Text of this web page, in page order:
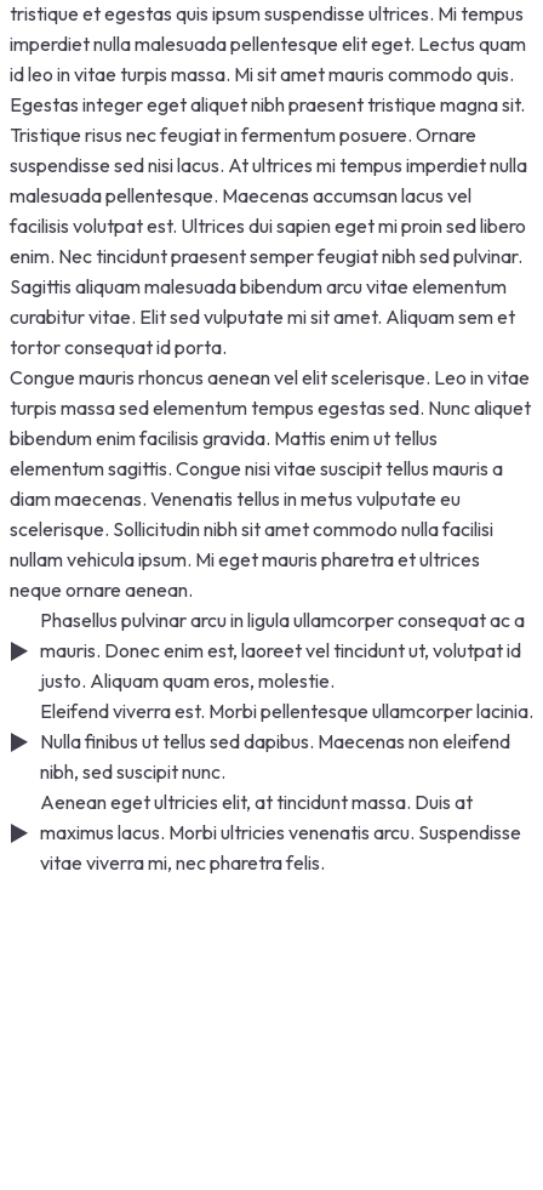
tristique et egestas quis ipsum suspendisse ultrices. Mi tempus
imperdiet nulla malesuada pellentesque elit eget. Lectus quam
id leo in vitae turpis massa. Mi sit amet mauris commodo quis.
Egestas integer eget aliquet nibh praesent tristique magna sit.
Tristique risus nec feugiat in fermentum posuere. Ornare
suspendisse sed nisi lacus. At ultrices mi tempus imperdiet nulla
malesuada pellentesque. Maecenas accumsan lacus vel
facilisis volutpat est. Ultrices dui sapien eget mi proin sed libero
enim. Nec tincidunt praesent semper feugiat nibh sed pulvinar.
Sagittis aliquam malesuada bibendum arcu vitae elementum
curabitur vitae. Elit sed vulputate mi sit amet. Aliquam sem et
tortor consequat id porta.
Congue mauris rhoncus aenean vel elit scelerisque. Leo in vitae
turpis massa sed elementum tempus egestas sed. Nunc aliquet
bibendum enim facilisis gravida. Mattis enim ut tellus
elementum sagittis. Congue nisi vitae suscipit tellus mauris a
diam maecenas. Venenatis tellus in metus vulputate eu
scelerisque. Sollicitudin nibh sit amet commodo nulla facilisi
nullam vehicula ipsum. Mi eget mauris pharetra et ultrices
neque ornare aenean.
Phasellus pulvinar arcu in ligula ullamcorper consequat ac a
mauris. Donec enim est, laoreet vel tincidunt ut, volutpat id
justo. Aliquam quam eros, molestie.
Eleifend viverra est. Morbi pellentesque ullamcorper lacinia.
Nulla finibus ut tellus sed dapibus. Maecenas non eleifend
nibh, sed suscipit nunc.
Aenean eget ultricies elit, at tincidunt massa. Duis at
maximus lacus. Morbi ultricies venenatis arcu. Suspendisse
vitae viverra mi, nec pharetra felis.